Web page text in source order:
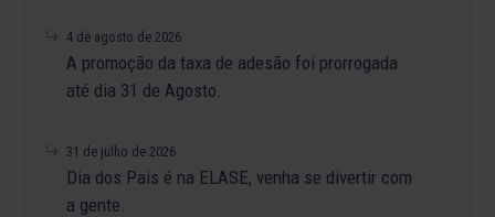
4 de agosto de 2026
A promoção da taxa de adesão foi prorrogada
até dia 31 de Agosto.
31 de julho de 2026
Dia dos Pais é na ELASE, venha se divertir com
a gente.